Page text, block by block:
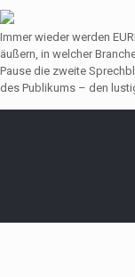
Immer wieder werden
äußern, in welcher
Pause die zweite
des Publikums – den